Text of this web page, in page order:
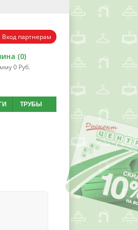
Вход партнерам
(0)
0 Руб.
ТРУБЫ